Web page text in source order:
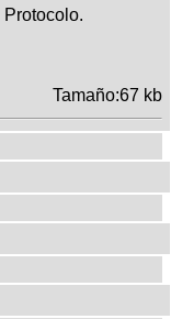
Protocolo.
Tamaño:67 kb